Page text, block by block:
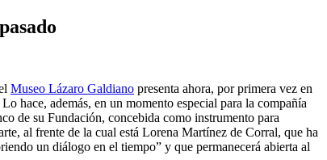
Museo Lázaro Galdiano presenta ahora, por primera vez en
Lo hace, además, en un momento especial para la compañía
de su Fundación, concebida como instrumento para
al frente de la cual está Lorena Martínez de Corral, que ha
un diálogo en el tiempo” y que permanecerá abierta al